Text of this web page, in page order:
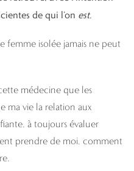
de qui l’on est.
femme isolée jamais ne peut
médecine que les
ma vie la relation aux
à toujours évaluer
prendre de moi, comment